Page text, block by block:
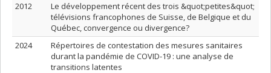
2012
Le développement récent des trois &quot;petites&quot;
télévisions francophones de Suisse, de Belgique et du
Québec, convergence ou divergence?
2024
Répertoires de contestation des mesures sanitaires
durant la pandémie de COVID-19 : une analyse de
transitions latentes